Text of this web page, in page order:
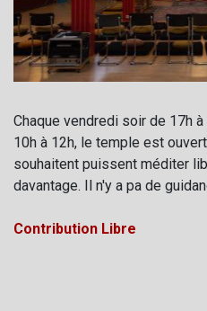
Chaque vendredi soir de 17h
10h à 12h, le temple est
souhaitent puissent méditer
davantage. Il n'y a pa de
Contribution Libre